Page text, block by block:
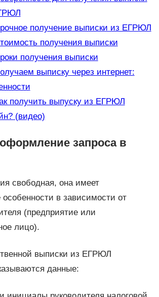
получение выписки из ЕГРЮЛ
получения выписки
получения выписки
выписку через интернет:
получить выпуску из ЕГРЮЛ
(видео)
запроса в
свободная, она имеет
в зависимости от
(предприятие или
лицо).
выписки из ЕГРЮЛ
данные: